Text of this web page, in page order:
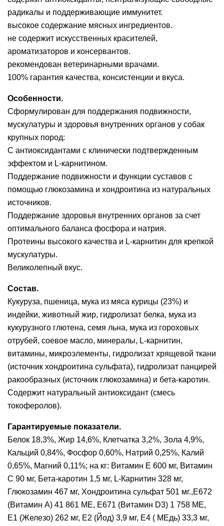
радикалы и поддерживающие иммунитет.
высокое содержание мясных ингредиентов.
не содержит искусственных красителей,
ароматизаторов и консервантов.
рекомендован ветеринарными врачами.
100% гарантия качества, консистенции и вкуса.
Особенности.
Сформулирован для поддержания подвижности,
мускулатуры и здоровья внутренних органов у собак
крупных пород:
С антиоксидантами с клинически подтвержденным
эффектом и L-карнитином.
Поддержание подвижности и функции суставов с
помощью глюкозамина и хондроитина из натуральных
источников.
Поддержание здоровья внутренних органов за счет
оптимального баланса фосфора и натрия.
Протеины высокого качества и L-карнитин для крепкой
мускулатуры.
Великолепный вкус.
Состав.
Кукуруза, пшеница, мука из мяса курицы (23%) и
индейки, животный жир, гидролизат белка, мука из
кукурузного глютена, семя льна, мука из гороховых
отрубей, соевое масло, минералы, L-карнитин,
витамины, микроэлементы, гидролизат хрящевой ткани
(источник хондроитина сульфата), гидролизат панцирей
ракообразных (источник глюкозамина) и бета-каротин.
Содержит натуральный антиоксидант (смесь
токоферолов).
Гарантируемые показатели.
Белок 18,3%, Жир 14,6%, Клетчатка 3,2%, Зола 4,9%,
Кальций 0,84%, Фосфор 0,60%, Натрий 0,25%, Калий
0,65%, Магний 0,11%; на кг: Витамин E 600 мг, Витамин
С 90 мг, Бета-каротин 1,5 мг, L-Карнитин 328 мг,
Глюкозамин 467 мг, Хондроитина сульфат 501 мг.,E672
(Витамин A) 41 861 МЕ, E671 (Витамин D3) 1 758 МЕ,
E1 (Железо) 262 мг, E2 (Йод) 3,9 мг, E4 ( МЕдь) 33,3 мг,